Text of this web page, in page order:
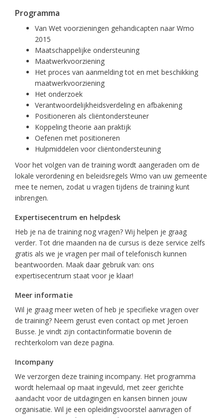
Programma
Van Wet voorzieningen gehandicapten naar Wmo
2015
Maatschappelijke ondersteuning
Maatwerkvoorziening
Het proces van aanmelding tot en met beschikking
maatwerkvoorziening
Het onderzoek
Verantwoordelijkheidsverdeling en afbakening
Positioneren als cliëntondersteuner
Koppeling theorie aan praktijk
Oefenen met positioneren
Hulpmiddelen voor cliëntondersteuning
Voor het volgen van de training wordt aangeraden om de
lokale verordening en beleidsregels Wmo van uw gemeente
mee te nemen, zodat u vragen tijdens de training kunt
inbrengen.
Expertisecentrum en helpdesk
Heb je na de training nog vragen? Wij helpen je graag
verder. Tot drie maanden na de cursus is deze service zelfs
gratis als we je vragen per mail of telefonisch kunnen
beantwoorden. Maak daar gebruik van: ons
expertisecentrum staat voor je klaar!
Meer informatie
Wil je graag meer weten of heb je specifieke vragen over
de training? Neem gerust even contact op met Jeroen
Busse. Je vindt zijn contactinformatie bovenin de
rechterkolom van deze pagina.
Incompany
We verzorgen deze training incompany. Het programma
wordt helemaal op maat ingevuld, met zeer gerichte
aandacht voor de uitdagingen en kansen binnen jouw
organisatie. Wil je een opleidingsvoorstel aanvragen of